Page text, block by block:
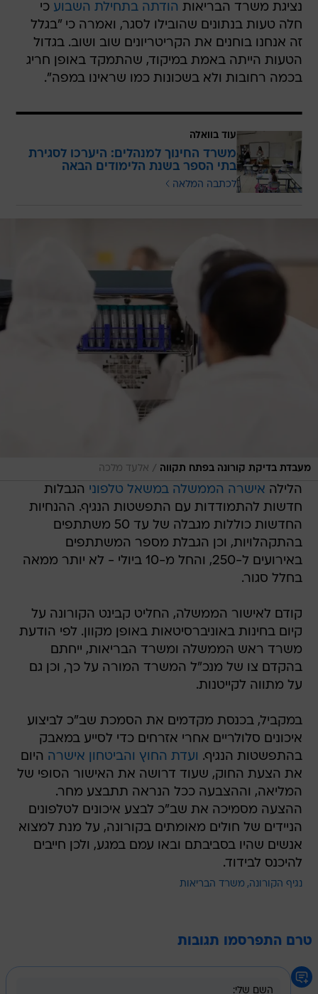
נציגת משרד הבריאות הודתה בתחילת השבוע כי
חלה טעות בנתונים שהובילו לסגר, ואמרה כי "בגלל
זה אנחנו בוחנים את הקריטריונים שוב ושוב. בגדול
הטעות הייתה באמת במיקוד, שהתמקד באופן חריג
בכמה רחובות ולא בשכונות כמו שראינו במפה".
עוד בוואלה
משרד החינוך למנהלים: היערכו לסגירת
בתי הספר בשנת הלימודים הבאה
לכתבה המלאה
מעבדת בדיקת קורונה בפתח תקווה / אלעד מלכה
הלילה אישרה הממשלה במשאל טלפוני הגבלות
חדשות להתמודדות עם התפשטות הנגיף. ההנחיות
החדשות כוללות מגבלה של עד 50 משתתפים
בהתקהלויות, וכן הגבלת מספר המשתתפים
באירועים ל-250, והחל מ-10 ביולי - לא יותר ממאה
בחלל סגור.
קודם לאישור הממשלה, החליט קבינט הקורונה על
קיום בחינות באוניברסיטאות באופן מקוון. לפי הודעת
משרד ראש הממשלה ומשרד הבריאות, ייחתם
בהקדם צו של מנכ"ל המשרד המורה על כך, וכן גם
על מתווה לקייטנות.
במקביל, בכנסת מקדמים את הסמכת שב"כ לביצוע
איכונים סלולריים אחרי אזרחים כדי לסייע במאבק
בהתפשטות הנגיף. ועדת החוץ והביטחון אישרה היום
את הצעת החוק, שעוד דרושה את האישור הסופי של
המליאה, וההצבעה ככל הנראה תתבצע מחר.
ההצעה מסמיכה את שב"כ לבצע איכונים לטלפונים
הניידים של חולים מאומתים בקורונה, על מנת למצוא
אנשים שהיו בסביבתם ובאו עמם במגע, ולכן חייבים
להיכנס לבידוד.
נגיף הקורונה משרד הבריאות
טרם התפרסמו תגובות